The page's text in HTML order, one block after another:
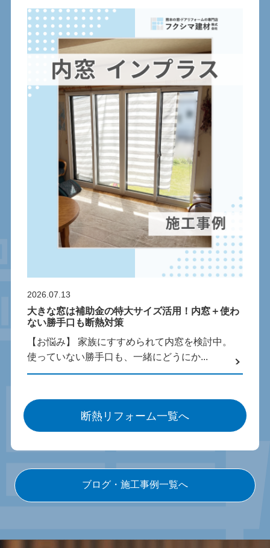
2026.07.13
大きな窓は補助金の特大サイズ活用！内窓＋使わ
ない勝手口も断熱対策
【お悩み】 家族にすすめられて内窓を検討中。
使っていない勝手口も、一緒にどうにか...
断熱リフォーム一覧へ
ブログ・施工事例一覧へ